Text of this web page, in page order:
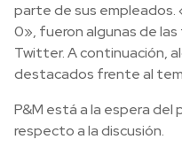
parte de sus empleados.
0», fueron algunas de
Twitter. A continuación,
destacados frente al
P&M está a la espera del
respecto a la discusión.